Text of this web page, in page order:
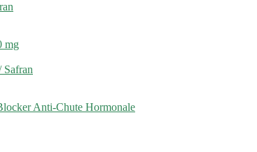
mg
Safran
Anti-Chute Hormonale